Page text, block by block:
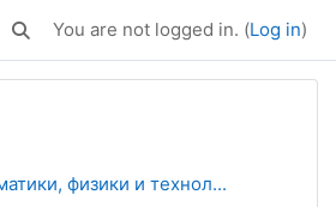
Toggle search input
You are not logged in. (Log in)
физики и технол...